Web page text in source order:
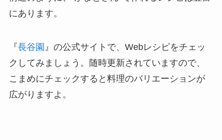
にあります。
『長谷園 』の公式サイトで、Webレシピをチェッ
クしてみましょう。随時更新されていますので、
こまめにチェックすると料理のバリエーションが
広がりますよ。